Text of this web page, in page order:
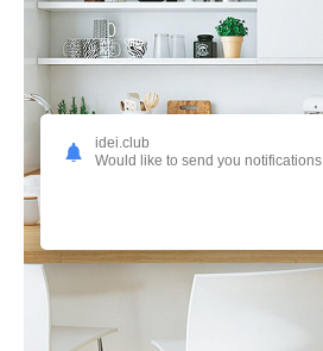
idei.club
Would like to send you notifications